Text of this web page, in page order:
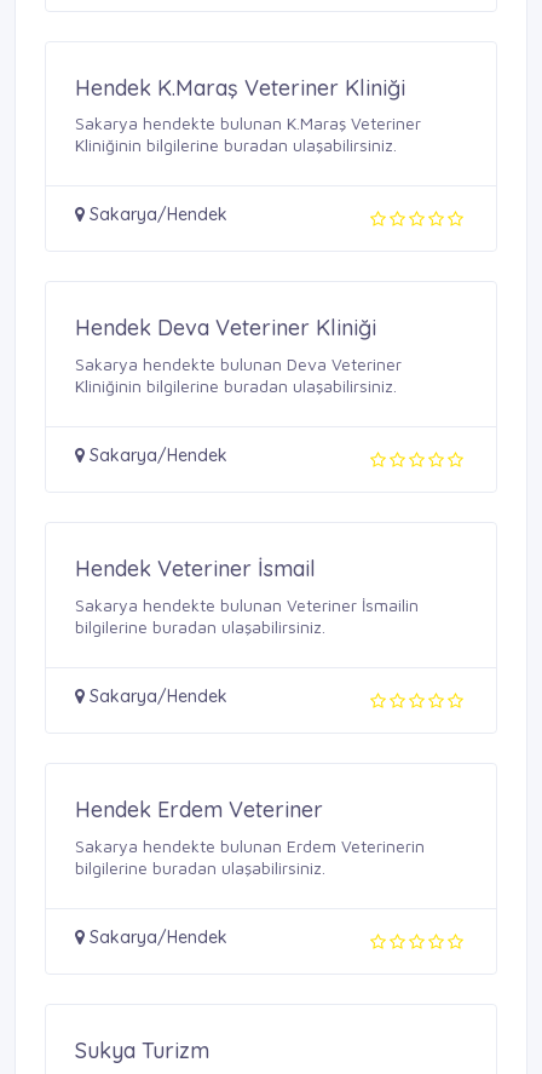
Hendek K.Maraş Veteriner Kliniği
Sakarya hendekte bulunan K.Maraş Veteriner
Kliniğinin bilgilerine buradan ulaşabilirsiniz.
Sakarya/Hendek
Hendek Deva Veteriner Kliniği
Sakarya hendekte bulunan Deva Veteriner
Kliniğinin bilgilerine buradan ulaşabilirsiniz.
Sakarya/Hendek
Hendek Veteriner İsmail
Sakarya hendekte bulunan Veteriner İsmailin
bilgilerine buradan ulaşabilirsiniz.
Sakarya/Hendek
Hendek Erdem Veteriner
Sakarya hendekte bulunan Erdem Veterinerin
bilgilerine buradan ulaşabilirsiniz.
Sakarya/Hendek
Sukya Turizm